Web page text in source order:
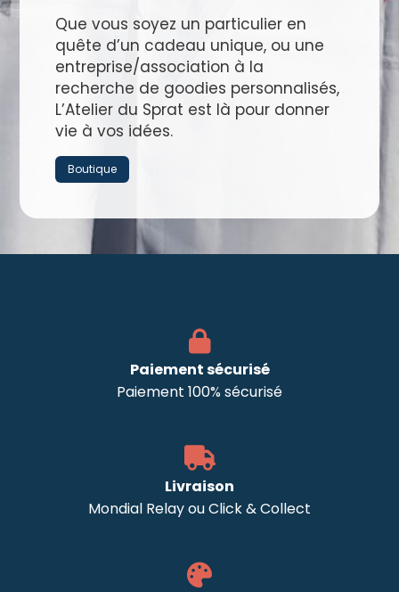
Que vous soyez un particulier en
quête d’un cadeau unique, ou une
entreprise/association à la
recherche de goodies personnalisés,
L’Atelier du Sprat est là pour donner
vie à vos idées.
Boutique
Paiement sécurisé
Paiement 100% sécurisé
Livraison
Mondial Relay ou Click & Collect